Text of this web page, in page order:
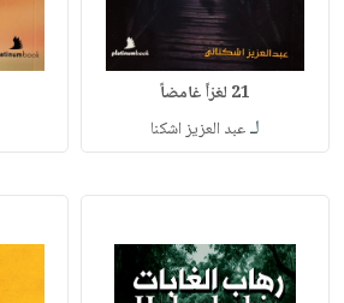
21 لغزاً غامضاً
لـعبد العزيز اشكنا